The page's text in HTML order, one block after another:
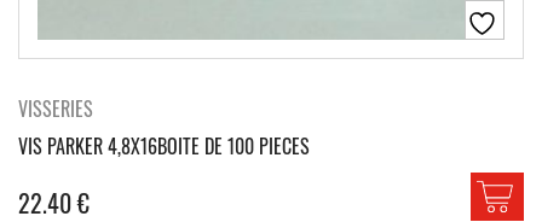
VISSERIES
VIS PARKER 4,8X16BOITE DE 100 PIECES
22.40€